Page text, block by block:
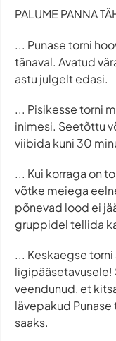
PALUME PANNA
... Punase torni
tänaval. Avatud
astu julgelt edasi.
... Pisikesse torni
inimesi. Seetõttu
viibida kuni 30
... Kui korraga on
võtke meiega
põnevad lood ei
gruppidel tellida
... Keskaegse
veendunud, et
lävepakud
saaks.